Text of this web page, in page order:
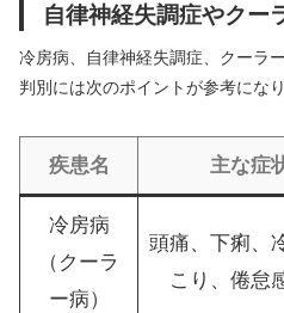
自律神経失調症やクー
冷房病、自律神経失調症、クーラ
判別には次のポイントが参考になり
疾患名 主な症
冷房病
（クーラ
ー病）
頭痛、下痢、
こり、倦怠